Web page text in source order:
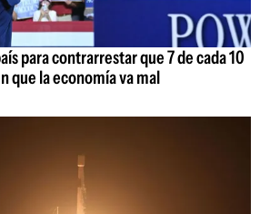
para contrarrestar que 7 de cada 10
que la economía va mal